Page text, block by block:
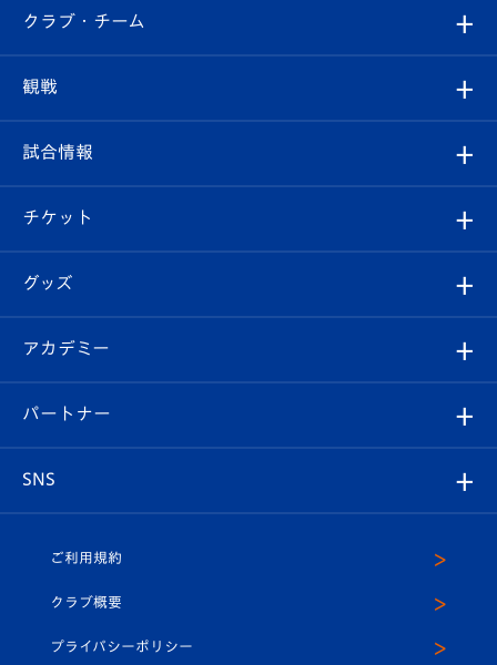
すべて
クラブ
試合情報
チケット
イベント
メディア
ホームタウン
クラブ・チーム
クラブ概要
エンブレム紹介
スタッフプロフィール
マスコット紹介
観戦
観戦ルール
はじめての観戦ガイド
Revive Team
ヴィヴィくんの長崎おもてなしガイド
試合情報
試合日程/結果
フォトギャラリー
スタジアムグルメ
チケット
チケット
V-LOVERS（ファンクラブ）
プレイヤーズスイート
グッズ
オンラインショップ
店舗情報
アカデミー
育成からのお知らせ
U-18
パートナー
SNS
ヴィヴィくんインスタグラム
公式LINE＠
ご利用規約
クラブ概要
プライバシーポリシー